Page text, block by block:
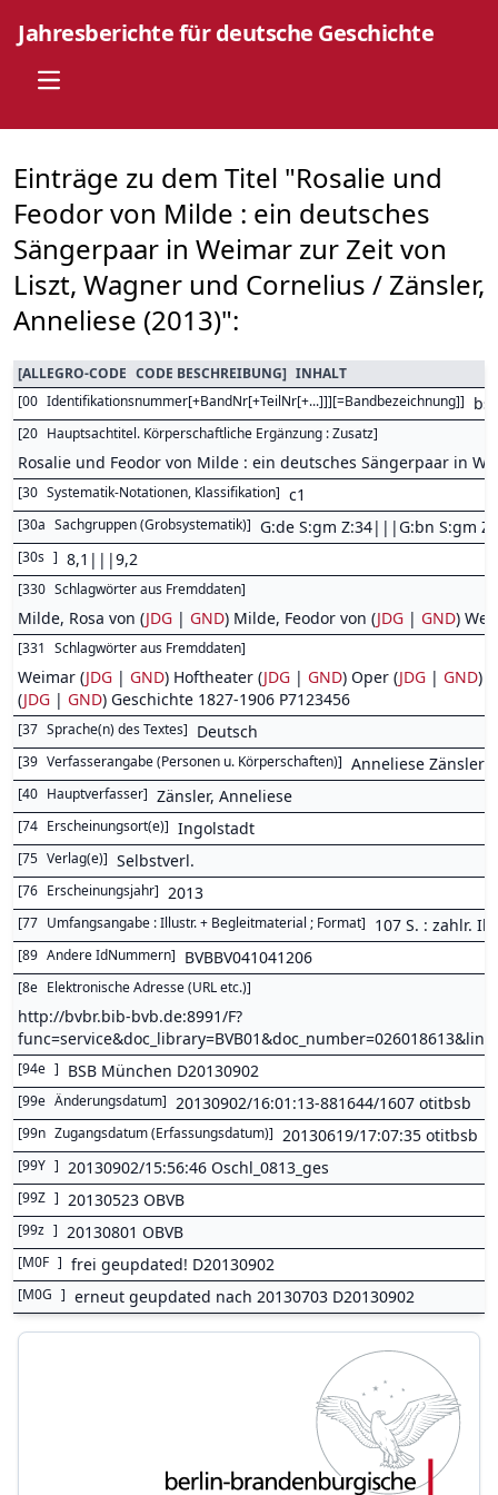
Jahresberichte für deutsche Geschichte
Open main menu
Einträge zu dem Titel "Rosalie und
Feodor von Milde : ein deutsches
Sängerpaar in Weimar zur Zeit von
Liszt, Wagner und Cornelius / Zänsler,
Anneliese (2013)":
[ALLEGRO-CODE CODE BESCHREIBUNG] INHALT
[00 Identifikationsnummer[+BandNr[+TeilNr[+...]]][=Bandbezeichnung]]
[20 Hauptsachtitel. Körperschaftliche Ergänzung : Zusatz]
Rosalie und Feodor von Milde : ein deutsches Sängerpaar in
[30 Systematik-Notationen, Klassifikation] c1
[30a Sachgruppen (Grobsystematik)] G:de S:gm Z:34|||G:bn S:gm
[30s ] 8,1|||9,2
[330 Schlagwörter aus Fremddaten]
Milde, Rosa von (JDG | GND) Milde, Feodor von (JDG | GND)
[331 Schlagwörter aus Fremddaten]
Weimar (JDG | GND) Hoftheater (JDG | GND) Oper (JDG | GND)
(JDG | GND) Geschichte 1827-1906 P7123456
[37 Sprache(n) des Textes] Deutsch
[39 Verfasserangabe (Personen u. Körperschaften)] Anneliese Zänsler
[40 Hauptverfasser] Zänsler, Anneliese
[74 Erscheinungsort(e)] Ingolstadt
[75 Verlag(e)] Selbstverl.
[76 Erscheinungsjahr] 2013
[77 Umfangsangabe : Illustr. + Begleitmaterial ; Format] 107 S. : zahlr. Ill.
[89 Andere IdNummern] BVBBV041041206
[8e Elektronische Adresse (URL etc.)]
http://bvbr.bib-bvb.de:8991/F?
[94e ] BSB München D20130902
[99e Änderungsdatum] 20130902/16:01:13-881644/1607 otitbsb
[99n Zugangsdatum (Erfassungsdatum)] 20130619/17:07:35 otitbsb
[99Y ] 20130902/15:56:46 Oschl_0813_ges
[99Z ] 20130523 OBVB
[99z ] 20130801 OBVB
[M0F ] frei geupdated! D20130902
[M0G ] erneut geupdated nach 20130703 D20130902